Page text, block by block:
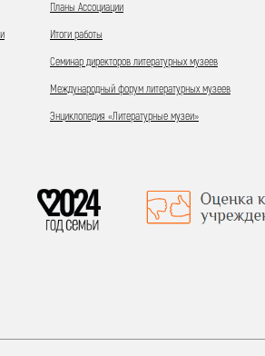
Планы Ассоциации
Итоги работы
Семинар директоров литературных музеев
Международный форум литературных музеев
Энциклопедия «Литературные музеи»